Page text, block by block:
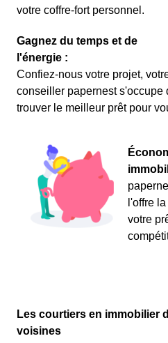
votre coffre-fort personnel.
Gagnez du temps et de
l'énergie :
Confiez-nous votre projet,
conseiller papernest s'occupe
trouver le meilleur prêt pour
l'offre
votre
Les courtiers en immobilier
voisines